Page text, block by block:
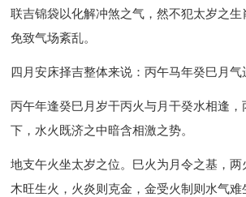
联吉锦袋以化解冲煞之气，然不犯太岁之生
免致气场紊乱。
四月安床择吉整体来说：丙午马年癸巳月气
丙午年逢癸巳月岁干丙火与月干癸水相逢，
下，水火既济之中暗含相激之势。
地支午火坐太岁之位。巳火为月令之基，两
木旺生火，火炎则克金，金受火制则水气